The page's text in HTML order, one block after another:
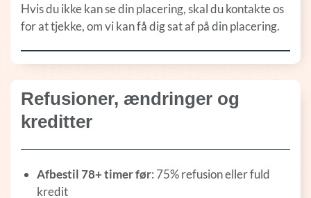
Hvis du ikke kan se din placering, skal du kontakte os
for at tjekke, om vi kan få dig sat af på din placering.
Refusioner, ændringer og
kreditter
Afbestil 78+ timer før: 75% refusion eller fuld
kredit